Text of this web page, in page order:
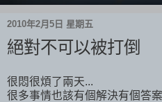
2010年2月5日 星期五
絕對不可以被打倒
很悶很煩了兩天...
很多事情也該有個解決有個答